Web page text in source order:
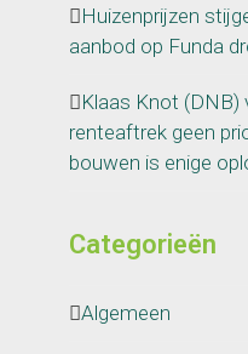
Huizenprijzen
aanbod op Funda
Klaas Knot (DNB)
renteaftrek geen
bouwen is enige
Categorieën
Algemeen